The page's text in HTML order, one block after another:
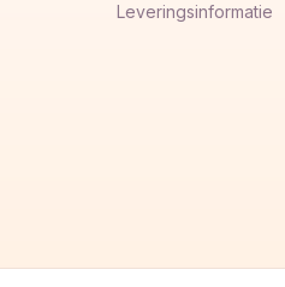
Leveringsinformatie